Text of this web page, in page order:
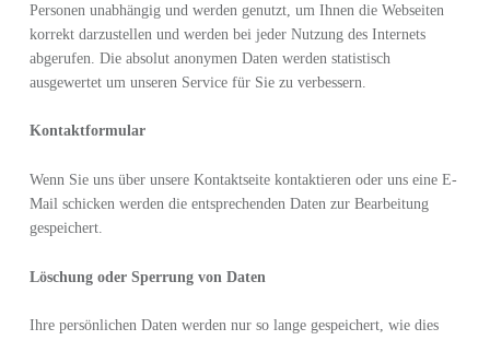
Personen unabhängig und werden genutzt, um Ihnen die Webseiten
korrekt darzustellen und werden bei jeder Nutzung des Internets
abgerufen. Die absolut anonymen Daten werden statistisch
ausgewertet um unseren Service für Sie zu verbessern.
Kontaktformular
Wenn Sie uns über unsere Kontaktseite kontaktieren oder uns eine E-
Mail schicken werden die entsprechenden Daten zur Bearbeitung
gespeichert.
Löschung oder Sperrung von Daten
Ihre persönlichen Daten werden nur so lange gespeichert, wie dies